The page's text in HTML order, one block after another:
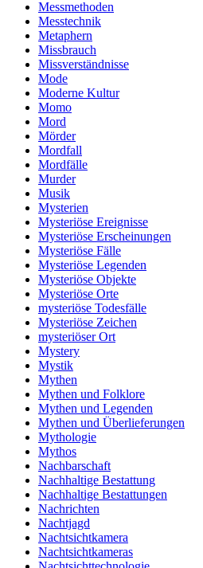
Messmethoden
Messtechnik
Metaphern
Missbrauch
Missverständnisse
Mode
Moderne Kultur
Momo
Mord
Mörder
Mordfall
Mordfälle
Murder
Musik
Mysterien
Mysteriöse Ereignisse
Mysteriöse Erscheinungen
Mysteriöse Fälle
Mysteriöse Legenden
Mysteriöse Objekte
Mysteriöse Orte
mysteriöse Todesfälle
Mysteriöse Zeichen
mysteriöser Ort
Mystery
Mystik
Mythen
Mythen und Folklore
Mythen und Legenden
Mythen und Überlieferungen
Mythologie
Mythos
Nachbarschaft
Nachhaltige Bestattung
Nachhaltige Bestattungen
Nachrichten
Nachtjagd
Nachtsichtkamera
Nachtsichtkameras